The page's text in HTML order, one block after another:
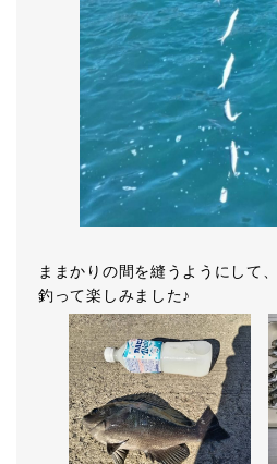
ままかりの間を縫うようにして
釣って楽しみました♪